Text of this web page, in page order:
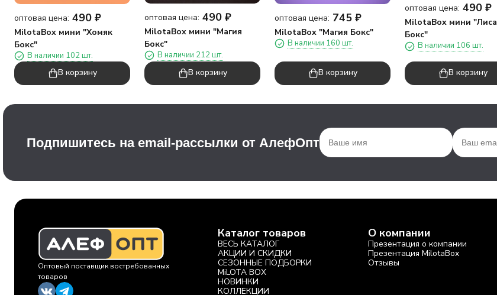
оптовая цена: 490 ₽
MilotaBox мини "Хомяк
Бокс"
В наличии 102 шт.
В корзину
оптовая цена: 490 ₽
MilotaBox мини "Магия
Бокс"
В наличии 212 шт.
В корзину
оптовая цена: 745 ₽
MilotaBox "Магия Бокс"
В наличии 160 шт.
В корзину
оптовая цена: 490 ₽
MilotaBox мини "Лиса
Бокс"
В наличии 106 шт.
В корзину
Подпишитесь на email-рассылки от АлефОпт
Оптовый поставщик востребованных
товаров
Каталог товаров
ВЕСЬ КАТАЛОГ
АКЦИИ И СКИДКИ
СЕЗОННЫЕ ПОДБОРКИ
MiLOTA BOX
НОВИНКИ
КОЛЛЕКЦИИ
О компании
Презентация о компании
Презентация MilotaBox
Отзывы